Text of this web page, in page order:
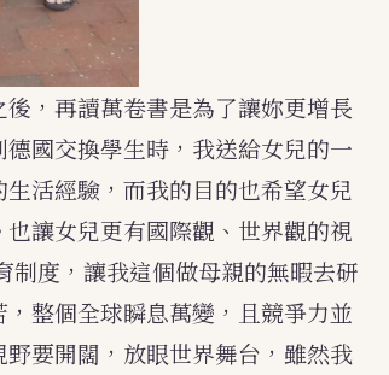
後，再讀萬卷書是為了讓妳更增長
國交換學生時，我送給女兒的一
活經驗，而我的目的也希望女兒
讓女兒更有國際觀、世界觀的視
制度，讓我這個做母親的無暇去研
整個全球瞬息萬變，且競爭力並
要開闊，放眼世界舞台，雖然我